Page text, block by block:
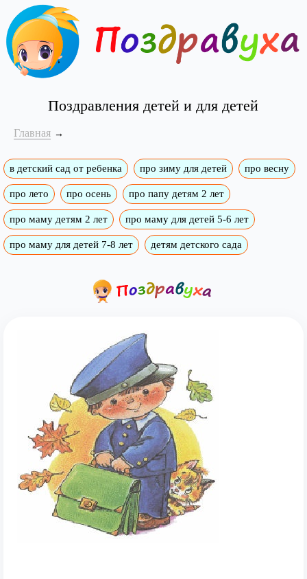
Поздравления детей и для детей
Главная
в детский сад от ребенка про зиму для детей про весну
про лето про осень про папу детям 2 лет
про маму детям 2 лет про маму для детей 5-6 лет
про маму для детей 7-8 лет детям детского сада